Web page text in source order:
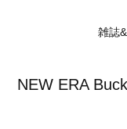
雑誌
NEW ERA